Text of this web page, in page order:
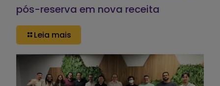
pós-reserva em nova receita
Leia mais